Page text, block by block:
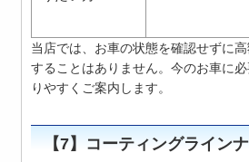
当店では、お車の状態を確認せずに
することはありません。今のお車に
りやすくご案内します。
【7】コーティングライン